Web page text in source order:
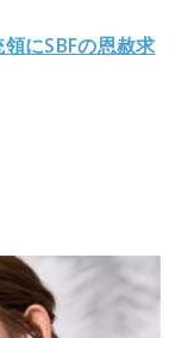
にSBFの恩赦求